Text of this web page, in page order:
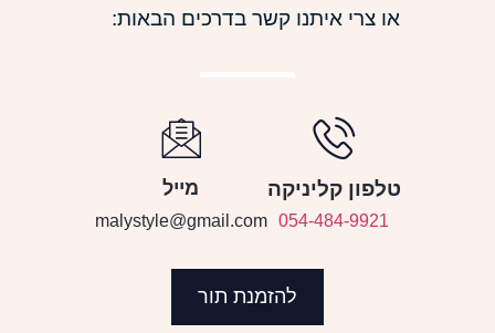
או צרי איתנו קשר בדרכים הבאות:
טלפון קליניקה
054-484-9921
מייל
malystyle@gmail.com
להזמנת תור